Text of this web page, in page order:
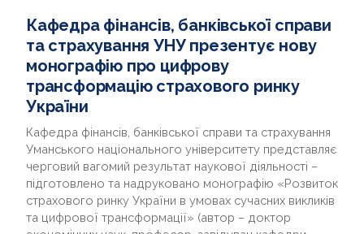
Кафедра фінансів, банківської справи
та страхування УНУ презентує нову
монографію про цифрову
трансформацію страхового ринку
України
Кафедра фінансів, банківської справи та страхування
Уманського національного університету представляє
черговий вагомий результат наукової діяльності –
підготовлено та надруковано монографію «Розвиток
страхового ринку України в умовах сучасних викликів
та цифрової трансформації» (автор – доктор